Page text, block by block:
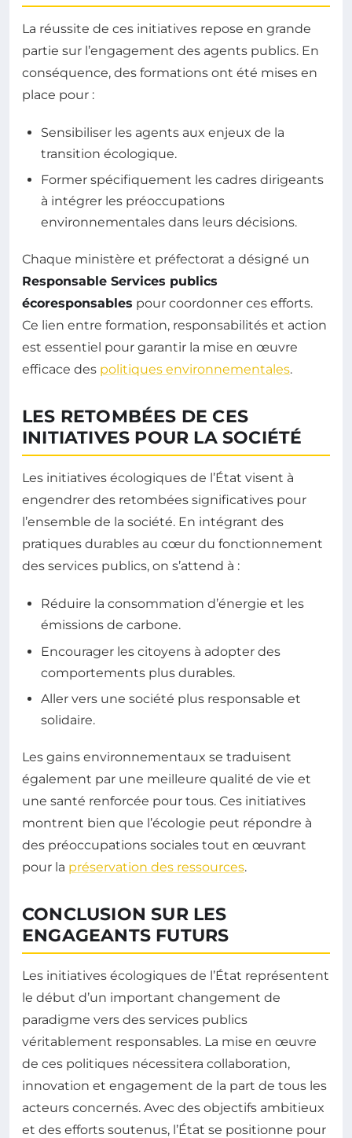
La réussite de ces initiatives repose en grande
partie sur l’engagement des agents publics. En
conséquence, des formations ont été mises en
place pour :
Sensibiliser les agents aux enjeux de la
transition écologique.
Former spécifiquement les cadres dirigeants
à intégrer les préoccupations
environnementales dans leurs décisions.
Chaque ministère et préfectorat a désigné un
Responsable Services publics
écoresponsables pour coordonner ces efforts.
Ce lien entre formation, responsabilités et action
est essentiel pour garantir la mise en œuvre
efficace des politiques environnementales.
LES RETOMBÉES DE CES
INITIATIVES POUR LA SOCIÉTÉ
Les initiatives écologiques de l’État visent à
engendrer des retombées significatives pour
l’ensemble de la société. En intégrant des
pratiques durables au cœur du fonctionnement
des services publics, on s’attend à :
Réduire la consommation d’énergie et les
émissions de carbone.
Encourager les citoyens à adopter des
comportements plus durables.
Aller vers une société plus responsable et
solidaire.
Les gains environnementaux se traduisent
également par une meilleure qualité de vie et
une santé renforcée pour tous. Ces initiatives
montrent bien que l’écologie peut répondre à
des préoccupations sociales tout en œuvrant
pour la préservation des ressources.
CONCLUSION SUR LES
ENGAGEANTS FUTURS
Les initiatives écologiques de l’État représentent
le début d’un important changement de
paradigme vers des services publics
véritablement responsables. La mise en œuvre
de ces politiques nécessitera collaboration,
innovation et engagement de la part de tous les
acteurs concernés. Avec des objectifs ambitieux
et des efforts soutenus, l’État se positionne pour